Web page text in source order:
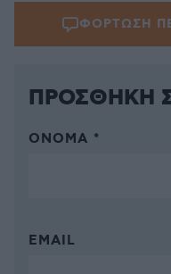
ΦΟΡΤΩΣΗ
ΠΡΟΣΘΗΚΗ
ΌΝΟΜΑ *
EMAIL